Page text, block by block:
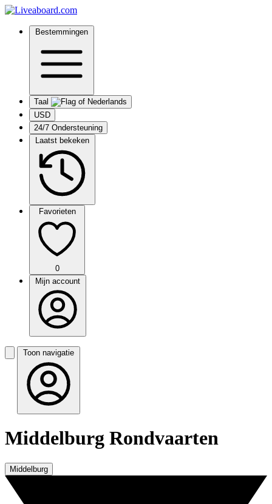
Bestemmingen
Taal
USD
24/7 Ondersteuning
Laatst bekeken
Favorieten
0
Mijn account
Toon navigatie
Middelburg Rondvaarten
Middelburg